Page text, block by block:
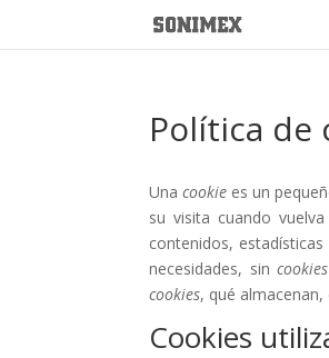
Política de
Unacookie es un
su visita cuando
contenidos,
necesidades, sin cookies
cookies, qué
Cookies